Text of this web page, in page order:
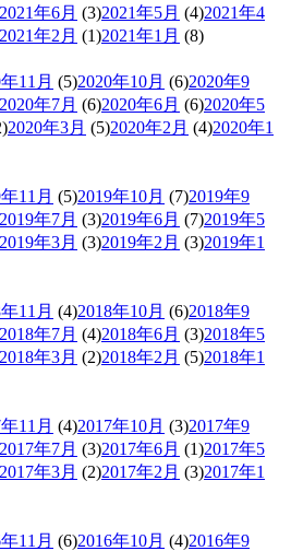
2021年6月 (3)2021年5月 (4)2021年4
2021年2月 (1)2021年1月 (8)
11月 (5)2020年10月 (6)2020年9
2020年7月 (6)2020年6月 (6)2020年5
2020年3月 (5)2020年2月 (4)2020年1
11月 (5)2019年10月 (7)2019年9
2019年7月 (3)2019年6月 (7)2019年5
2019年3月 (3)2019年2月 (3)2019年1
11月 (4)2018年10月 (6)2018年9
2018年7月 (4)2018年6月 (3)2018年5
2018年3月 (2)2018年2月 (5)2018年1
11月 (4)2017年10月 (3)2017年9
2017年7月 (3)2017年6月 (1)2017年5
2017年3月 (2)2017年2月 (3)2017年1
11月 (6)2016年10月 (4)2016年9